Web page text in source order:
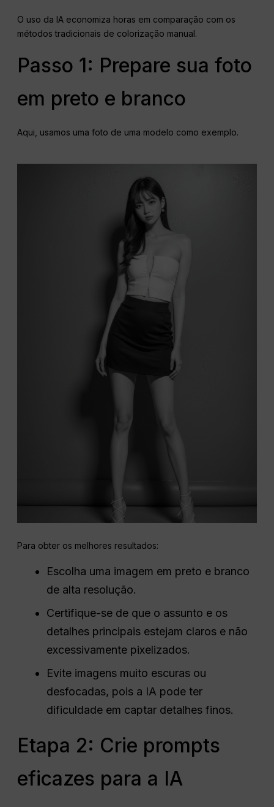
O uso da IA economiza horas em comparação com os
métodos tradicionais de colorização manual.
Passo 1: Prepare sua foto
em preto e branco
Aqui, usamos uma foto de uma modelo como exemplo.
Para obter os melhores resultados:
Escolha uma imagem em preto e branco
de alta resolução.
Certifique-se de que o assunto e os
detalhes principais estejam claros e não
excessivamente pixelizados.
Evite imagens muito escuras ou
desfocadas, pois a IA pode ter
dificuldade em captar detalhes finos.
Etapa 2: Crie prompts
eficazes para a IA